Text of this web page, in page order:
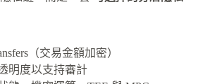
（交易金額加密）
明度以支持審計